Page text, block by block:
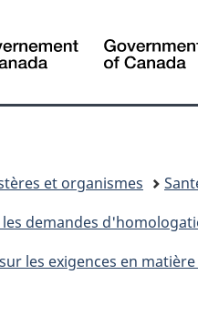
et organismes
demandes
les exigences en